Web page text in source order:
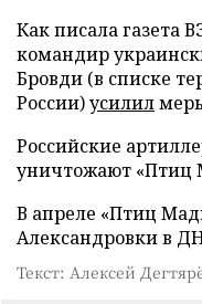
Как писала газета
командир
Бровди (в списке
России)усилил
Российские
уничтожают «Птиц
В апреле «Птиц
Александровки в
Текст: Алексей